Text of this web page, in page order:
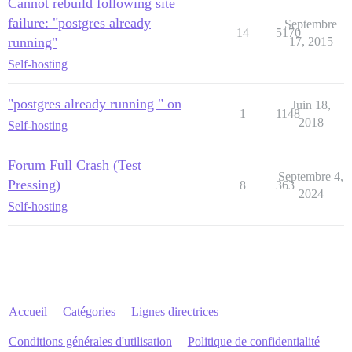
failure: "postgres already
running"
Self-hosting
14 5170
Septembre
17, 2015
"postgres already running " on
Self-hosting
1 1148
Juin 18,
2018
Forum Full Crash (Test
Pressing)
Self-hosting
8 363
Septembre 4,
2024
Accueil Catégories Lignes directrices
Conditions générales d'utilisation Politique de confidentialité